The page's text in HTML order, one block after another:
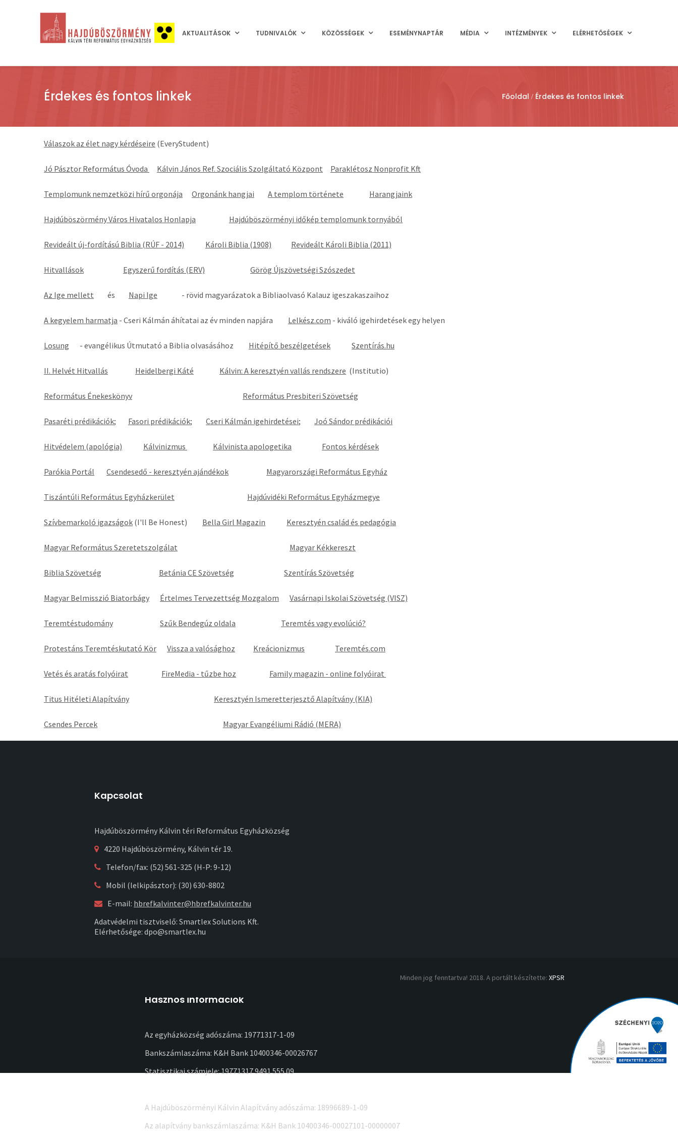
AKTUALITÁSOK TUDNIVALÓK KÖZÖSSÉGEK ESEMÉNYNAPTÁR MÉDIA INTÉZMÉNYEK ELÉRHETŐSÉGEK
Érdekes és fontos linkek Főoldal Érdekes és fontos linkek
Válaszok az élet nagy kérdéseire (EveryStudent)
Jó Pásztor Református Óvoda Kálvin János Ref. Szociális Szolgáltató Központ Paraklétosz Nonprofit Kft
Templomunk nemzetközi hírű orgonája Orgonánk hangjai A templom története Harangjaink
Hajdúböszörmény Város Hivatalos Honlapja Hajdúböszörményi időkép templomunk tornyából
Revideált új-fordítású Biblia (RÚF - 2014) Károli Biblia (1908) Revideált Károli Biblia (2011)
Hitvallások Egyszerű fordítás (ERV) Görög Újszövetségi Szószedet
Az Ige mellett és Napi Ige - rövid magyarázatok a Bibliaolvasó Kalauz igeszakaszaihoz
A kegyelem harmatja - Cseri Kálmán áhítatai az év minden napjára Lelkész.com - kiváló igehirdetések egy helyen
Losung - evangélikus Útmutató a Biblia olvasásához Hitépítő beszélgetések Szentírás.hu
II. Helvét Hitvallás Heidelbergi Káté Kálvin: A keresztyén vallás rendszere (Institutio)
Református Énekeskönyv Református Presbiteri Szövetség
Pasaréti prédikációk; Fasori prédikációk; Cseri Kálmán igehirdetései; Joó Sándor prédikációi
Hitvédelem (apológia) Kálvinizmus Kálvinista apologetika Fontos kérdések
Parókia Portál Csendesedő - keresztyén ajándékok Magyarországi Református Egyház
Tiszántúli Református Egyházkerület Hajdúvidéki Református Egyházmegye
Szívbemarkoló igazságok (I'll Be Honest) Bella Girl Magazin Keresztyén család és pedagógia
Magyar Református Szeretetszolgálat Magyar Kékkereszt
Biblia Szövetség Betánia CE Szövetség Szentírás Szövetség
Magyar Belmisszió Biatorbágy Értelmes Tervezettség Mozgalom Vasárnapi Iskolai Szövetség (VISZ)
Teremtéstudomány Szűk Bendegúz oldala Teremtés vagy evolúció?
Protestáns Teremtéskutató Kör Vissza a valósághoz Kreácionizmus Teremtés.com
Vetés és aratás folyóirat FireMedia - tűzbe hoz Family magazin - online folyóirat
Titus Hitéleti Alapítvány Keresztyén Ismeretterjesztő Alapítvány (KIA)
Csendes Percek Magyar Evangéliumi Rádió (MERA)
Kapcsolat
Hajdúböszörmény Kálvin téri Református Egyházközség
4220 Hajdúböszörmény, Kálvin tér 19.
Telefon/fax: (52) 561-325 (H-P: 9-12)
Mobil (lelkipásztor): (30) 630-8802
E-mail: hbrefkalvinter@hbrefkalvinter.hu
Adatvédelmi tisztviselő: Smartlex Solutions Kft.
Elérhetősége: dpo@smartlex.hu
Hasznos információk
Az egyházközség adószáma: 19771317-1-09
Bankszámlaszáma: K&H Bank 10400346-00026767
Statisztikai számjele: 19771317 9491 555 09
A Hajdúböszörményi Kálvin Alapítvány adószáma: 18996689-1-09
Az alapítvány bankszámlaszáma: K&H Bank 10400346-00027101-00000007
Minden jog fenntartva! 2018. A portált készítette: XPSR